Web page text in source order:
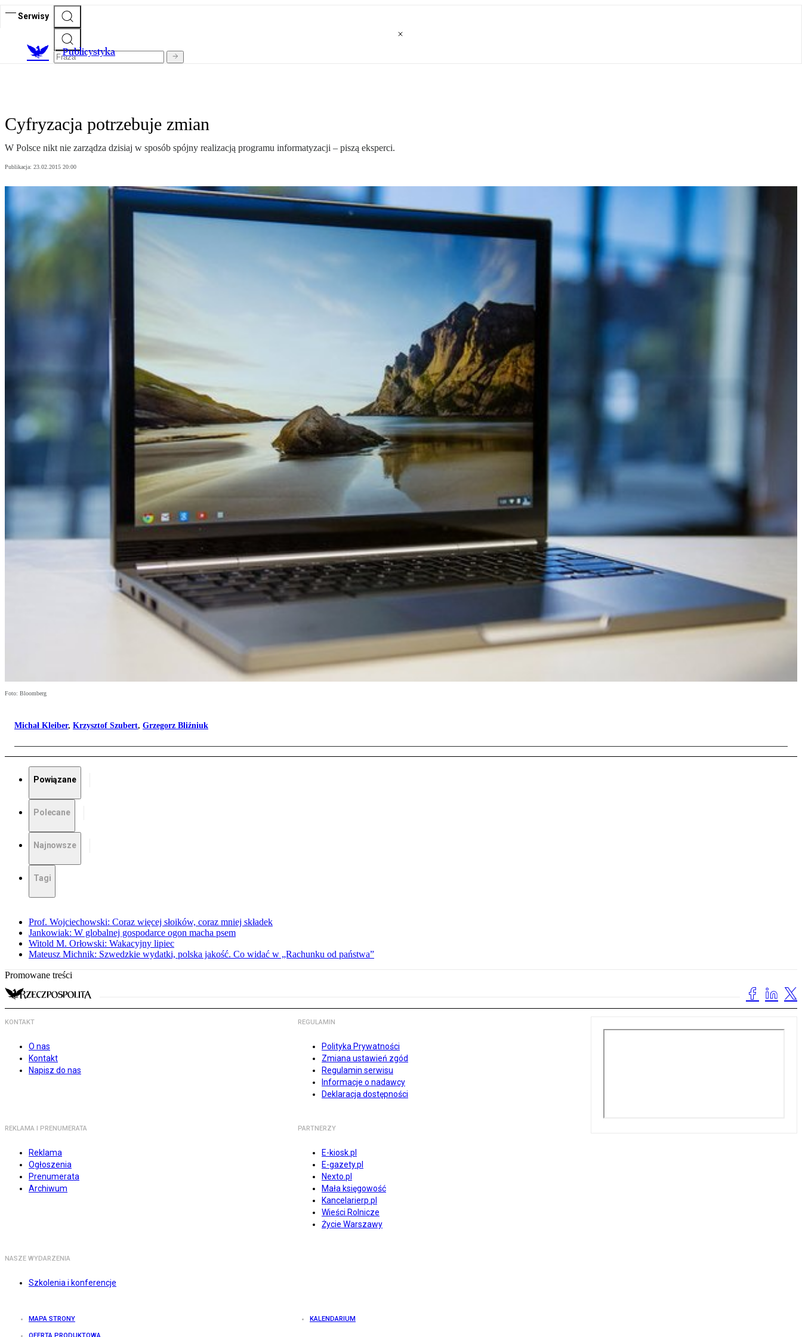
Serwisy
Publicystyka
Cyfryzacja potrzebuje zmian
W Polsce nikt nie zarządza dzisiaj w sposób spójny realizacją programu informatyzacji – piszą eksperci.
Publikacja: 23.02.2015 20:00
Foto: Bloomberg
Michał Kleiber, Krzysztof Szubert, Grzegorz Bliźniuk
Powiązane
Polecane
Najnowsze
Tagi
Prof. Wojciechowski: Coraz więcej słoików, coraz mniej składek
Jankowiak: W globalnej gospodarce ogon macha psem
Witold M. Orłowski: Wakacyjny lipiec
Mateusz Michnik: Szwedzkie wydatki, polska jakość. Co widać w „Rachunku od państwa”
Promowane treści
KONTAKT
O nas
Kontakt
Napisz do nas
REGULAMIN
Polityka Prywatności
Zmiana ustawień zgód
Regulamin serwisu
Informacje o nadawcy
Deklaracja dostępności
REKLAMA I PRENUMERATA
Reklama
Ogłoszenia
Prenumerata
Archiwum
PARTNERZY
E-kiosk.pl
E-gazety.pl
Nexto.pl
Mała księgowość
Kancelarierp.pl
Wieści Rolnicze
Życie Warszawy
NASZE WYDARZENIA
Szkolenia i konferencje
MAPA STRONY KALENDARIUM